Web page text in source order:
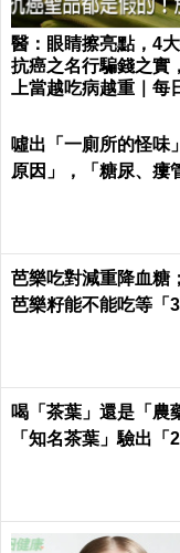
醫：眼睛擦亮點，4
抗癌之名行騙錢之實
上當越吃病越重｜每
噓出「一廁所的怪味
原因」，「糖尿、瘻
芭樂吃對減重降血糖
芭樂籽能不能吃等「
喝「茶葉」還是「農
「知名茶葉」驗出